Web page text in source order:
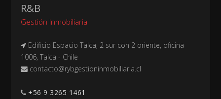
R&B
Gestión Inmobiliaria
Edificio Espacio Talca, 2 sur con 2 oriente, oficina
1006, Talca - Chile
+56 9 3265 1461